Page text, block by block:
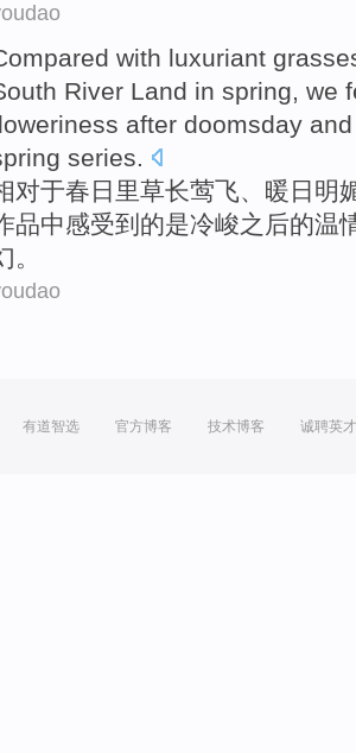
with luxuriant
River Land in spring, we
after doomsday and
series.
对于春日 里草长莺飞、暖日 明
品中感受到 的是冷峻之后的温
。
有道智选 官方博客 技术博客 诚聘英才